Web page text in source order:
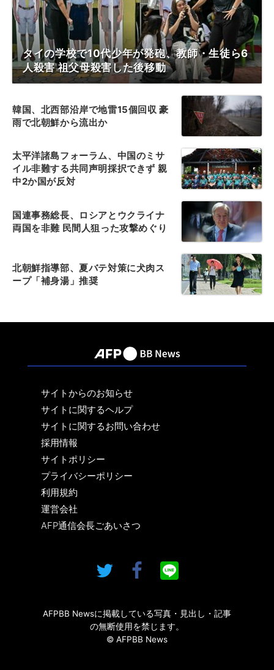
タイの学校で10代少年が発砲、教師・生徒ら6
人殺害 祖父母殺害した後移動
韓国、北西部沿岸で地雷15個回収 豪
雨で北朝鮮から流出か
太平洋諸島フォーラム、中国のミサ
イル非難する共同声明採択できず 親
中2か国が反対
国連事務総長、ロシアとウクライナ
両国を非難 民間人狙った攻撃めぐり
北朝鮮指導部、夏バテ対策に犬肉ス
ープ「補身湯」推奨
サイトからのお知らせ
サイトに関するヘルプ
サイトに関するお問い合わせ
採用情報
サイトポリシー
プライバシーポリシー
利用規約
運営会社
AFP通信会長ごあいさつ
AFPBB Newsに掲載している写真・見出し・記事
の無断使用を禁じます。
© AFPBB News